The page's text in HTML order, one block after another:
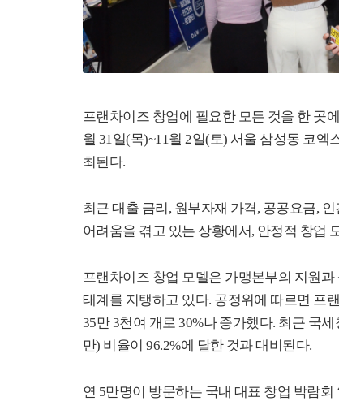
프랜차이즈 창업에 필요한 모든 것을 한 곳
월 31일(목)~11월2일(토) 서울 삼성동 코엑
최된다.
최근 대출 금리 , 원부자재 가격, 공공요금, 인
어려움을 겪고 있는 상황에서 , 안정적 창업
프랜차이즈 창업 모델은 가맹본부의 지원
태계를 지탱하고 있다. 공정위에 따르면 프
35만3천여 개로30%나 증가했다. 최근 국세
만) 비율이96.2%에 달한 것과 대비된다.
연 5만명이 방문하는 국내 대표 창업 박람회